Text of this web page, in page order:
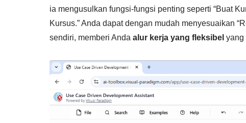
ia mengusulkan fungsi-fungsi penting seperti “Buat
Kursus.” Anda dapat dengan mudah menyesuaikan
sendiri, memberi Anda alur kerja yang fleksibel yang